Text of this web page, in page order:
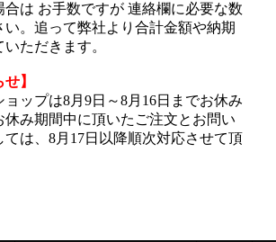
は お手数ですが 連絡欄に必要な数
。追って弊社より合計金額や納期
ただきます。
】
ップは8月9日～8月16日までお休み
み期間中に頂いたご注文とお問い
は、8月17日以降順次対応させて頂